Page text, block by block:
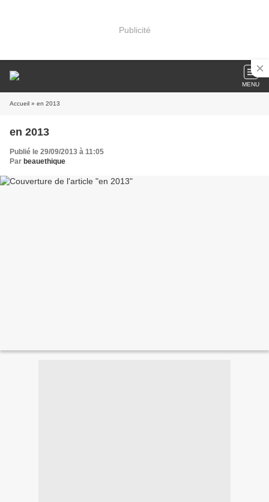
Publicité
MENU
Accueil » en 2013
en 2013
Publié le 29/09/2013 à 11:05
Par beauethique